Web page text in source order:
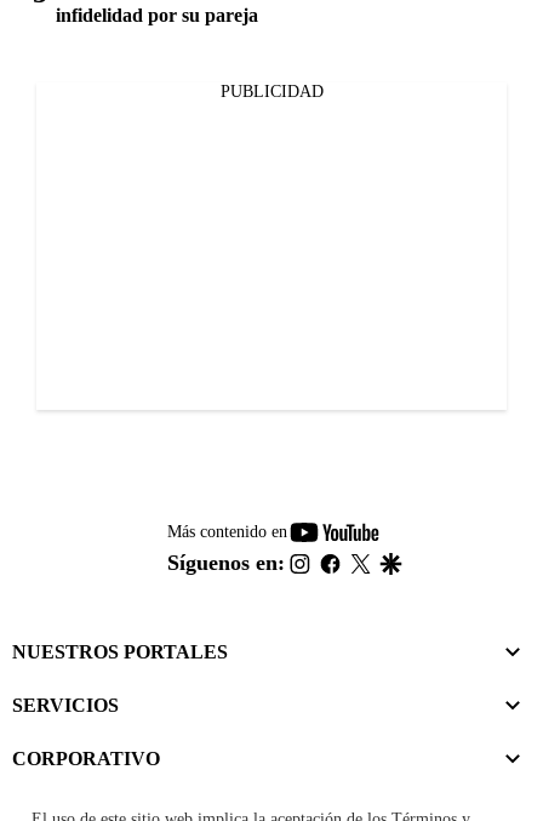
infidelidad por su pareja
PUBLICIDAD
Más contenido en
youtube-
footer
Síguenos en: instagram
facebook
twitter
NUESTROS PORTALES
SERVICIOS
CORPORATIVO